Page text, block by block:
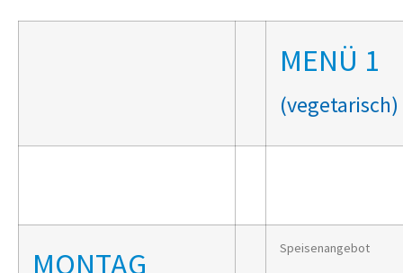
MENÜ 1
(vegetarisch)
MONTAG
Speisenangebot